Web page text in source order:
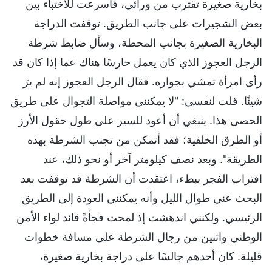
بخارية صغيرة تقترب من ورائي، فأسرعت للاختباء بين
بعض الشجيرات على جانب الطريق. توقفت الدراجة
البخارية الصغيرة بجانب المحطة، وسأل ضابط شرطة
الرجل العجوز الذي كان يعمل حارسًا هناك عما إذا كان قد
رأى امرأة تمشي بجواره. فقال الرجل العجوز إنه لم يرَ
شيئًا. قلت لنفسي: "لا يمكنني مواصلة التجوال على طريق
الحصى هذا. ينبغي أن أعود للسير على طول حقول الأرز
أو الطرق الخلفية؛ فقد أتمكن من تجنب الشرطة بهذه
الطريقة". وبعد نصف كيلومتر آخر أو نحو ذلك، عند
اقتراب الفجر ببطء، اعتقدت أن الشرطة قد توقفت بعد
البحث عني طوال الليل وأنه يمكنني العودة إلى الطريق
الرئيسي. ولكنني اندهشت إذ لمحت فجأةً قائد لواء الأمن
الوطني واثنين من رجال الشرطة على مسافة خطوات
قليلة. كان أحدهم جالسًا على دراجة بخارية صغيرة،